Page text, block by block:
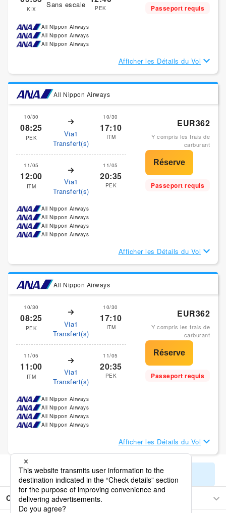
KIX Sans escale PEK Passeport requis
All Nippon Airways
All Nippon Airways
All Nippon Airways
Afficher les Détails du Vol
All Nippon Airways
10/30
08:25
PEK
Via1
Transfert(s)
10/30
17:10
ITM
11/05
12:00
ITM
Via1
Transfert(s)
11/05
20:35
PEK
EUR362
Y compris les frais de
carburant
Passeport requis
All Nippon Airways
All Nippon Airways
All Nippon Airways
All Nippon Airways
Afficher les Détails du Vol
All Nippon Airways
10/30
08:25
PEK
Via1
Transfert(s)
10/30
17:10
ITM
11/05
11:00
ITM
Via1
Transfert(s)
11/05
20:35
PEK
EUR362
Y compris les frais de
carburant
Passeport requis
All Nippon Airways
All Nippon Airways
All Nippon Airways
All Nippon Airways
Afficher les Détails du Vol
Afficher les résultats de recherche restants
Osaka